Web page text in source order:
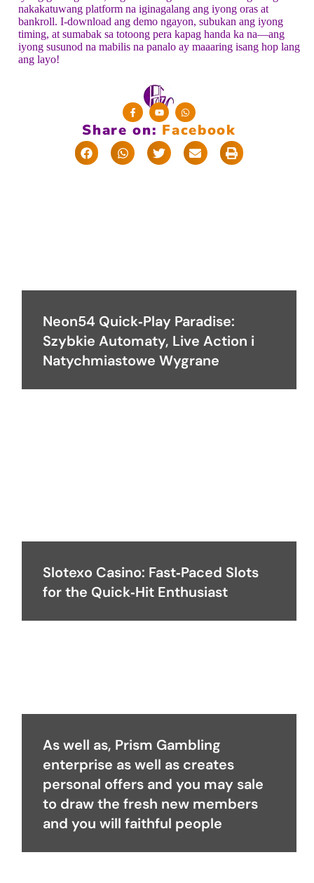
nakakatuwang platform na iginagalang ang iyong oras at
bankroll. I-download ang demo ngayon, subukan ang iyong
timing, at sumabak sa totoong pera kapag handa ka na—ang
iyong susunod na mabilis na panalo ay maaaring isang hop lang
ang layo!
Share on: Facebook
Neon54 Quick‑Play Paradise:
Szybkie Automaty, Live Action i
Natychmiastowe Wygrane
Slotexo Casino: Fast‑Paced Slots
for the Quick‑Hit Enthusiast
As well as, Prism Gambling
enterprise as well as creates
personal offers and you may sale
to draw the fresh new members
and you will faithful people